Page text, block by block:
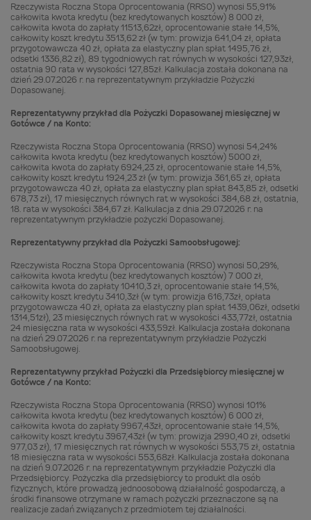
Rzeczywista Roczna Stopa Oprocentowania (RRSO) wynosi 55,91%
całkowita kwota kredytu (bez kredytowanych kosztów) 8 000 zł,
całkowita kwota do zapłaty 11513,62zł, oprocentowanie stałe 14,5%,
całkowity koszt kredytu 3513,62 zł (w tym: prowizja 641,04 zł, opłata
przygotowawcza 40 zł, opłata za elastyczny plan spłat 1495,76 zł,
odsetki 1336,82 zł), 89 tygodniowych rat równych w wysokości 127,93zł,
ostatnia 90 rata w wysokości 127,85zł. Kalkulacja została dokonana na
dzień 29.07.2026 r. na reprezentatywnym przykładzie Pożyczki
Dopasowanej.
Reprezentatywny przykład dla Pożyczki Dopasowanej miesięcznej w
Gotówce / na Konto:
Rzeczywista Roczna Stopa Oprocentowania (RRSO) wynosi 54,24%
całkowita kwota kredytu (bez kredytowanych kosztów) 5000 zł,
całkowita kwota do zapłaty 6924,23 zł, oprocentowanie stałe 14,5%,
całkowity koszt kredytu 1924,23 zł (w tym: prowizja 361,65 zł, opłata
przygotowawcza 40 zł, opłata za elastyczny plan spłat 843,85 zł, odsetki
678,73 zł), 17 miesięcznych równych rat w wysokości 384,68 zł, ostatnia,
18. rata w wysokości 384,67 zł. Kalkulacja z dnia 29.07.2026 r. na
reprezentatywnym przykładzie pożyczki Dopasowanej.
Reprezentatywny przykład dla Pożyczki Samoobsługowej:
Rzeczywista Roczna Stopa Oprocentowania (RRSO) wynosi 50,29%,
całkowita kwota kredytu (bez kredytowanych kosztów) 7 000 zł,
całkowita kwota do zapłaty 10410,3 zł, oprocentowanie stałe 14,5%,
całkowity koszt kredytu 3410,3zł (w tym: prowizja 616,73zł, opłata
przygotowawcza 40 zł, opłata za elastyczny plan spłat 1439,06zł, odsetki
1314,51zł), 23 miesięcznych równych rat w wysokości 433,77zł, ostatnia
24 miesięczna rata w wysokości 433,59zł. Kalkulacja została dokonana
na dzień 29.07.2026 r. na reprezentatywnym przykładzie Pożyczki
Samoobsługowej.
Reprezentatywny przykład Pożyczki dla Przedsiębiorcy miesięcznej w
Gotówce / na Konto:
Rzeczywista Roczna Stopa Oprocentowania (RRSO) wynosi 101%
całkowita kwota kredytu (bez kredytowanych kosztów) 6 000 zł,
całkowita kwota do zapłaty 9967,43zł, oprocentowanie stałe 14,5%,
całkowity koszt kredytu 3967,43zł (w tym: prowizja 2990,40 zł, odsetki
977,03 zł), 17 miesięcznych rat równych w wysokości 553,75 zł, ostatnia
18 miesięczna rata w wysokości 553,68zł. Kalkulacja została dokonana
na dzień 9.07.2026 r. na reprezentatywnym przykładzie Pożyczki dla
Przedsiębiorcy. Pożyczka dla przedsiębiorcy to produkt dla osób
fizycznych, które prowadzą jednoosobową działalność gospodarczą, a
środki finansowe otrzymane w ramach pożyczki przeznaczone są na
realizacje zadań związanych z przedmiotem tej działalności.